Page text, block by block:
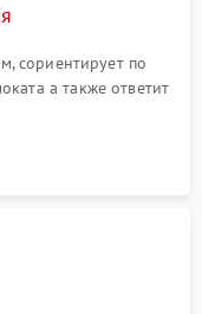
сориентирует по
а также ответит